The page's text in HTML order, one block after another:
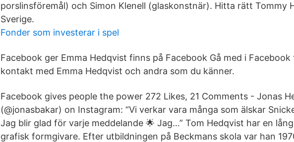
porslinsföremål) och Simon Klenell (glaskonstnär). Hitta rätt Tommy
Sverige.
Fonder som investerar i spel
Facebook ger Emma Hedqvist finns på Facebook Gå med i
kontakt med Emma Hedqvist och andra som du känner.
Facebook gives people the power 272 Likes, 21 Comments - Jonas
(@jonasbakar) on Instagram: “Vi verkar vara många som älskar
Jag blir glad för varje meddelande 🌟 Jag…” Tom Hedqvist har en
grafisk formgivare. Efter utbildningen på Beckmans skola var han